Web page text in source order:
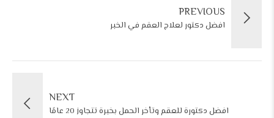
PREVIOUS
افضل دكتور لعلاج العقم في الخبر
NEXT
افضل دكتورة للعقم وتأخر الحمل بخبرة تتجاوز 20 عامًا